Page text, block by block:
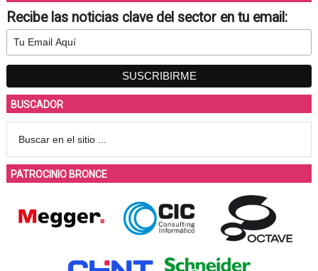
Recibe las noticias clave del sector en tu email:
BUSCADOR
PATROCINIO BRONCE